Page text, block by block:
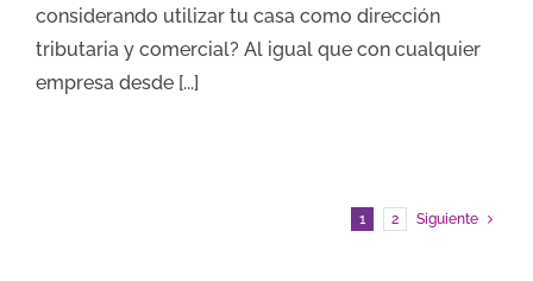
considerando utilizar tu casa como dirección
tributaria y comercial? Al igual que con cualquier
empresa desde [...]
1 2 Siguiente